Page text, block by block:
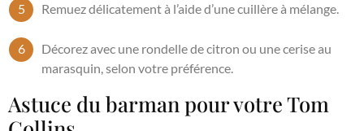
Remuez délicatement à l’aide d’une cuillère à mélange.
Décorez avec une rondelle de citron ou une cerise au
marasquin, selon votre préférence.
Astuce du barman pour votre Tom